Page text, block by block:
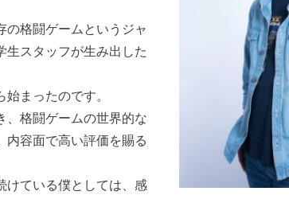
の格闘ゲームというジャ
生スタッフが生み出した
まったのです。
、格闘ゲームの世界的な
内容面で高い評価を賜る
けている僕としては、感